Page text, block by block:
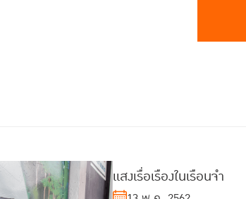
แสงเรื่อเรืองในเรือนจำ